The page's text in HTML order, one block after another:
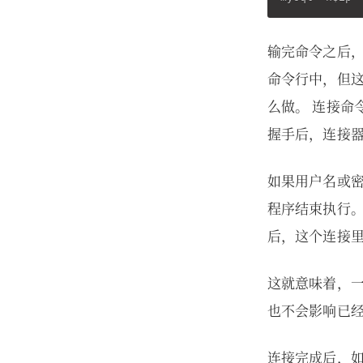
输完命令之后
命令行中，但
么做。 连接命
握手后，连接
如果用户名或
程序结束执行
后，这个连接
这就意味着，
也不会影响已
连接完成后，